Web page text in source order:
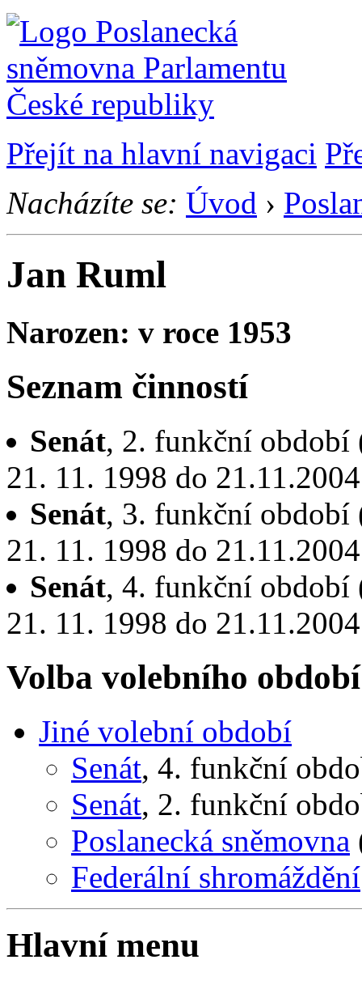
Přejít na hlavní navigaci
Nacházíte se: Úvod ›
Jan Ruml
Narozen: v roce 1953
Seznam činností
Senát, 2. funkční období
21. 11. 1998 do 21.11.2004
Senát, 3. funkční období
21. 11. 1998 do 21.11.2004
Senát, 4. funkční období
21. 11. 1998 do 21.11.2004
Volba volebního období
Jiné volební období
Senát, 4. funkční
Senát, 2. funkční
Poslanecká sněmovna
Federální shromáždění
Hlavní menu